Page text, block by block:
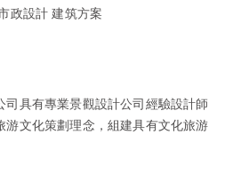
政設計 建筑方案
司具有專業景觀設計公司經驗設計師
游文化策劃理念，組建具有文化旅游